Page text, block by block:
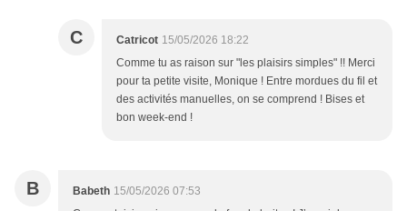
C Catricot 15/05/2026 18:22
Comme tu as raison sur "les plaisirs simples" !! Merci
pour ta petite visite, Monique ! Entre mordues du fil et
des activités manuelles, on se comprend ! Bises et
bon week-end !
B Babeth 15/05/2026 07:53